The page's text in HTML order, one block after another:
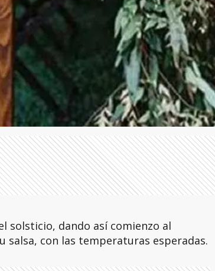
solsticio, dando así comienzo al
salsa, con las temperaturas esperadas.